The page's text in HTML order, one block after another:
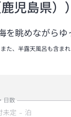
児島県））
眺めながら
た、半露天風呂も含まれ
日数